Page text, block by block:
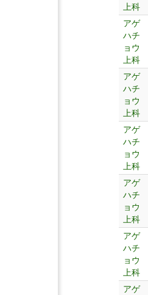
上科
アゲ
ハチ
ョウ
上科
アゲ
ハチ
ョウ
上科
アゲ
ハチ
ョウ
上科
アゲ
ハチ
ョウ
上科
アゲ
ハチ
ョウ
上科
アゲ